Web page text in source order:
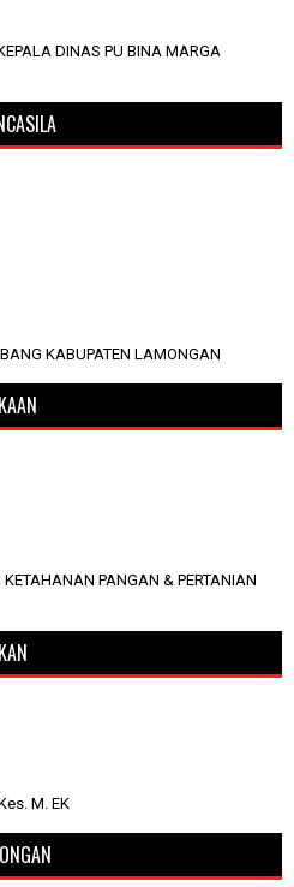
DINAS PU BINA MARGA
KABUPATEN LAMONGAN
PANGAN & PERTANIAN
M. EK